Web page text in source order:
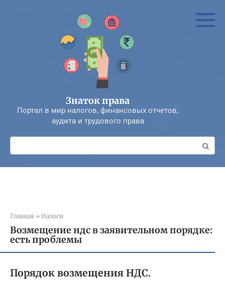
Знаток права
Портал в мир налогов, финансовых отчетов,
аудита и трудового права
Поиск:
Главная » Налоги
Возмещение ндс в заявительном порядке:
есть проблемы
Порядок возмещения НДС.